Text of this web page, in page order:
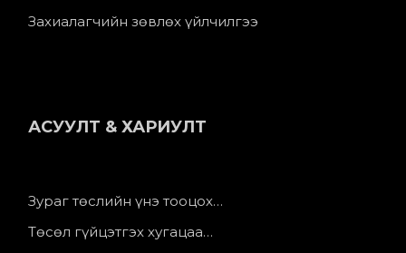
Захиалагчийн зөвлөх үйлчилгээ
АСУУЛТ & ХАРИУЛТ
Зураг төслийн үнэ тооцох…
Төсөл гүйцэтгэх хугацаа…